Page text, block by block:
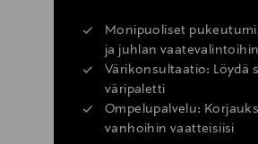
Monipuoliset
ja juhlan vaatevalintoihin
Värikonsultaatio: Löydä
väripaletti
Ompelupalvelu:
vanhoihin vaatteisiisi